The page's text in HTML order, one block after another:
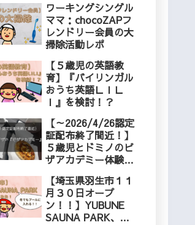
ワーキングシングル
ママ：chocoZAPフ
レンドリー会員の大
掃除活動レポ
【５歳児の英語教
育】『バイリンガル
おうち英語ＬＩＬ
Ｉ』を検討！？
【～2026/4/26認定
証配布終了間近！】
５歳児とドミノのピ
ザアカデミー体験レ
【埼玉県羽生市１１
月３０日オープ
ン！！】YUBUNE
SAUNA PARK、冬